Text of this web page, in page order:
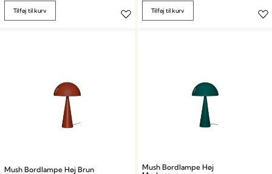
Tilføj til kurv Tilføj til kurv
Mush Bordlampe Høj Brun
Mush Bordlampe Høj